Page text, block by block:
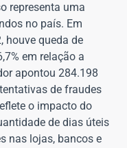
representa uma
no país. Em
houve queda de
em relação a
apontou 284.198
de fraudes
o impacto do
de dias úteis
nas lojas, bancos e